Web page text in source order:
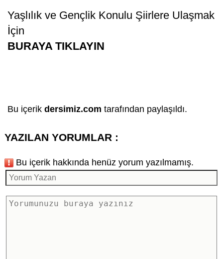
Yaşlılık ve Gençlik Konulu Şiirlere Ulaşmak
İçin
BURAYA TIKLAYIN
Bu içerik dersimiz.com tarafından paylaşıldı.
YAZILAN YORUMLAR :
Bu içerik hakkında henüz yorum yazılmamış.